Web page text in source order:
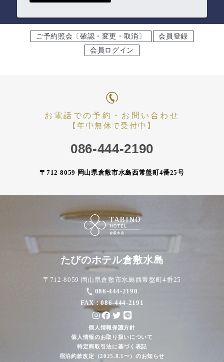
ご予約照会〔確認・変更・取消〕
会員登録
会員ログイン
お電話での予約・お問い合わせ
【年中無休で受付中】
086-444-2190
〒712-8059 岡山県倉敷市水島西常盤町4番25号
たびのホテル倉敷水島
〒712-8059 岡山県倉敷市水島西常盤町4番25
086-444-2190
FAX：086-444-2191
個人情報保護方針
個人情報のお取り扱いについて
特定商取引法に基づく表記
宿泊約款改定（2025.8.1〜）のお知らせ